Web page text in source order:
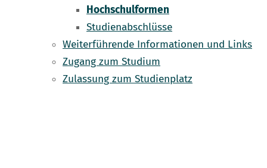
Hochschulformen
Studienabschlüsse
Weiterführende Informationen und Links
Zugang zum Studium
Zulassung zum Studienplatz